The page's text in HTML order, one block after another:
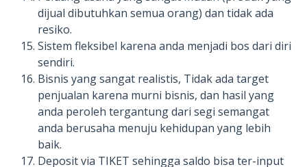
dijual dibutuhkan semua orang) dan tidak ada
resiko.
Sistem fleksibel karena anda menjadi bos dari diri
sendiri.
Bisnis yang sangat realistis, Tidak ada target
penjualan karena murni bisnis, dan hasil yang
anda peroleh tergantung dari segi semangat
anda berusaha menuju kehidupan yang lebih
baik.
Deposit via TIKET sehingga saldo bisa ter-input